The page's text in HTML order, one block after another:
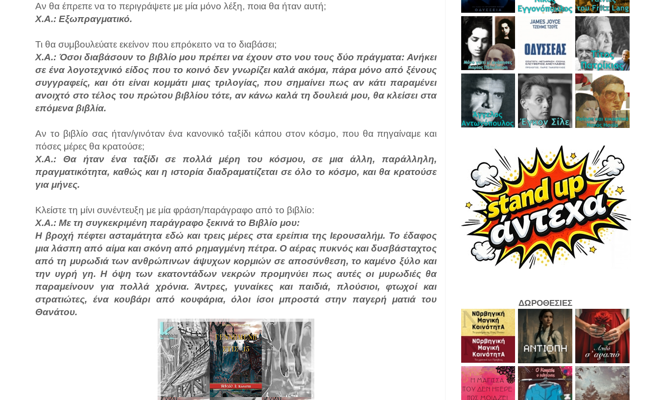
Αν θα έπρεπε να το περιγράψετε με μία μόνο λέξη, ποια θα ήταν αυτή;
Χ.Α.: Εξωπραγματικό.
Τι θα συμβουλεύατε εκείνον που επρόκειτο να το διαβάσει;
Χ.Α.: Όσοι διαβάσουν το βιβλίο μου πρέπει να έχουν στο νου τους δύο πράγματα: Ανήκει
σε ένα λογοτεχνικό είδος που το κοινό δεν γνωρίζει καλά ακόμα, πάρα μόνο από ξένους
συγγραφείς, και ότι είναι κομμάτι μιας τριλογίας, που σημαίνει πως αν κάτι παραμένει
ανοιχτό στο τέλος του πρώτου βιβλίου τότε, αν κάνω καλά τη δουλειά μου, θα κλείσει στα
επόμενα βιβλία.
Αν το βιβλίο σας ήταν/γινόταν ένα κανονικό ταξίδι κάπου στον κόσμο, που θα πηγαίναμε και
πόσες μέρες θα κρατούσε;
Χ.Α.: Θα ήταν ένα ταξίδι σε πολλά μέρη του κόσμου, σε μια άλλη, παράλληλη,
πραγματικότητα, καθώς και η ιστορία διαδραματίζεται σε όλο το κόσμο, και θα κρατούσε
για μήνες.
Κλείστε τη μίνι συνέντευξη με μία φράση/παράγραφο από το βιβλίο:
Χ.Α.: Με τη συγκεκριμένη παράγραφο ξεκινά το Βιβλίο μου:
Η βροχή πέφτει ασταμάτητα εδώ και τρεις μέρες στα ερείπια της Ιερουσαλήμ. Το έδαφος
μια λάσπη από αίμα και σκόνη από ρημαγμένη πέτρα. Ο αέρας πυκνός και δυσβάσταχτος
από τη μυρωδιά των ανθρώπινων άψυχων κορμιών σε αποσύνθεση, το καμένο ξύλο και
την υγρή γη. Η όψη των εκατοντάδων νεκρών προμηνύει πως αυτές οι μυρωδιές θα
παραμείνουν για πολλά χρόνια. Άντρες, γυναίκες και παιδιά, πλούσιοι, φτωχοί και
στρατιώτες, ένα κουβάρι από κουφάρια, όλοι ίσοι μπροστά στην παγερή ματιά του
Θανάτου.
ΔΩΡΟΘΕΣΙΕΣ